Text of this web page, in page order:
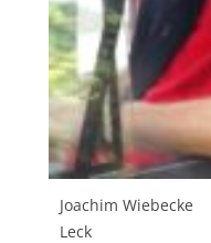
Joachim Wiebecke
Leck